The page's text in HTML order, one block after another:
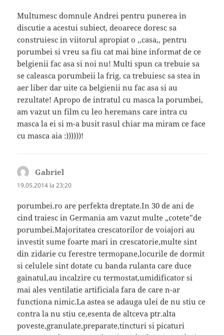
Multumesc domnule Andrei pentru punerea in
discutie a acestui subiect, deoarece doresc sa
construiesc in viitorul apropiat o ,,casa,, pentru
porumbei si vreu sa fiu cat mai bine informat de ce
belgienii fac asa si noi nu! Multi spun ca trebuie sa
se caleasca porumbeii la frig, ca trebuiesc sa stea in
aer liber dar uite ca belgienii nu fac asa si au
rezultate! Apropo de intratul cu masca la porumbei,
am vazut un film cu leo heremans care intra cu
masca la ei si m-a busit rasul chiar ma miram ce face
cu masca aia :))))))!
Gabriel
19.05.2014 la 23:20
porumbei.ro are perfekta dreptate.In 30 de ani de
cind traiesc in Germania am vazut multe „cotete”de
porumbei.Majoritatea crescatorilor de voiajori au
investit sume foarte mari in crescatorie,multe sint
din zidarie cu ferestre termopane,locurile de dormit
si celulele sint dotate cu banda rulanta care duce
gainatul,au incalzire cu termostat,umidificator si
mai ales ventilatie artificiala fara de care n-ar
functiona nimic.La astea se adauga ulei de nu stiu ce
contra la nu stiu ce,esenta de altceva ptr.alta
poveste,granulate,preparate,tincturi si picaturi